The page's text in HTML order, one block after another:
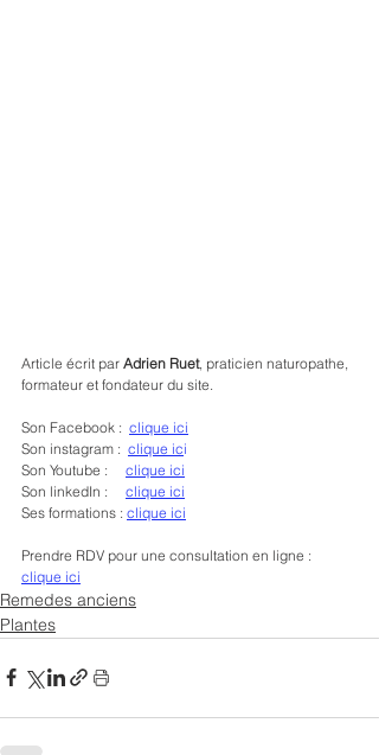
Article écrit par Adrien Ruet, praticien naturopathe,
formateur et fondateur du site.
Son Facebook : clique ici
Son instagram : clique ici
Son Youtube : clique ici
Son linkedIn : clique ici
Ses formations : clique ici
Prendre RDV pour une consultation en ligne :
clique ici
Remedes anciens
Plantes